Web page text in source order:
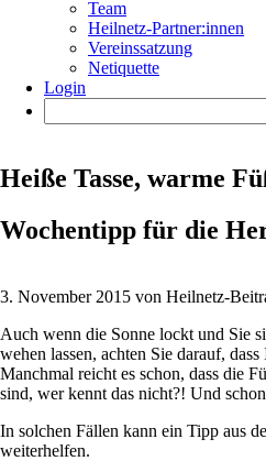
Team
Heilnetz-Partner:innen
Vereinssatzung
Netiquette
Login
Heiße Tasse, warme
Wochentipp für die
3. November 2015 von Heilnetz-
Auch wenn die Sonne lockt und Sie
wehen lassen, achten Sie darauf,
Manchmal reicht es schon, dass die
sind, wer kennt das nicht?! Und
In solchen Fällen kann ein Tipp aus
weiterhelfen.